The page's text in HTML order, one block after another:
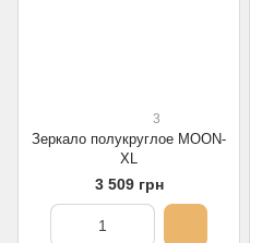
3
Зеркало полукруглое MOON-
XL
3 509 грн